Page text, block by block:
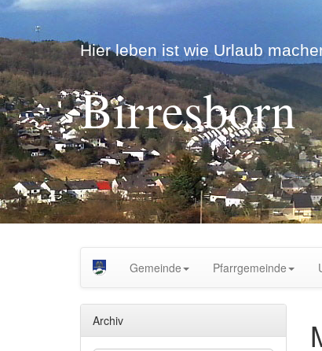
Hier leben ist wie Urlaub
Birresborn
Gemeinde Pfarrgemeinde
Archiv